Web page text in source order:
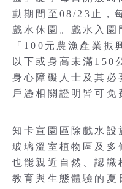
動期間至08/23止，
戲水休園。戲水入園
「100元農漁產業振
以下或身高未滿150
身心障礙人士及其必
戶憑相關證明皆可免
知卡宣園區除戲水設
玻璃溫室植物區及多
也能親近自然、認識
教育與生態體驗的夏